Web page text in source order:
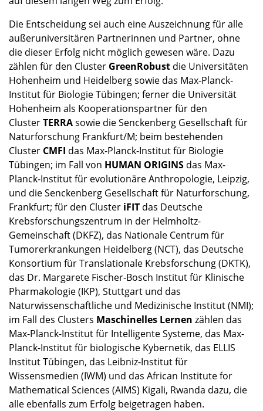
Die Entscheidung sei auch eine Auszeichnung für alle
außeruniversitären Partnerinnen und Partner, ohne
die dieser Erfolg nicht möglich gewesen wäre. Dazu
zählen für den Cluster GreenRobust die Universitäten
Hohenheim und Heidelberg sowie das Max-Planck-
Institut für Biologie Tübingen; ferner die Universität
Hohenheim als Kooperationspartner für den
ClusterTERRAsowie die Senckenberg Gesellschaft für
Naturforschung Frankfurt/M; beim bestehenden
Cluster CMFI das Max-Planck-Institut für Biologie
Tübingen; im Fall von HUMAN ORIGINS das Max-
Planck-Institut für evolutionäre Anthropologie, Leipzig,
und die Senckenberg Gesellschaft für Naturforschung,
Frankfurt; für den Cluster iFIT das Deutsche
Krebsforschungszentrum in der Helmholtz-
Gemeinschaft (DKFZ), das Nationale Centrum für
Tumorerkrankungen Heidelberg (NCT), das Deutsche
Konsortium für Translationale Krebsforschung (DKTK),
das Dr. Margarete Fischer-Bosch Institut für Klinische
Pharmakologie (IKP), Stuttgart und das
Naturwissenschaftliche und Medizinische Institut (NMI);
im Fall des Clusters Maschinelles Lernen zählen das
Max-Planck-Institut für Intelligente Systeme, das Max-
Planck-Institut für biologische Kybernetik, das ELLIS
Institut Tübingen, das Leibniz-Institut für
Wissensmedien (IWM) und das African Institute for
Mathematical Sciences (AIMS) Kigali, Rwanda dazu, die
alle ebenfalls zum Erfolg beigetragen haben.